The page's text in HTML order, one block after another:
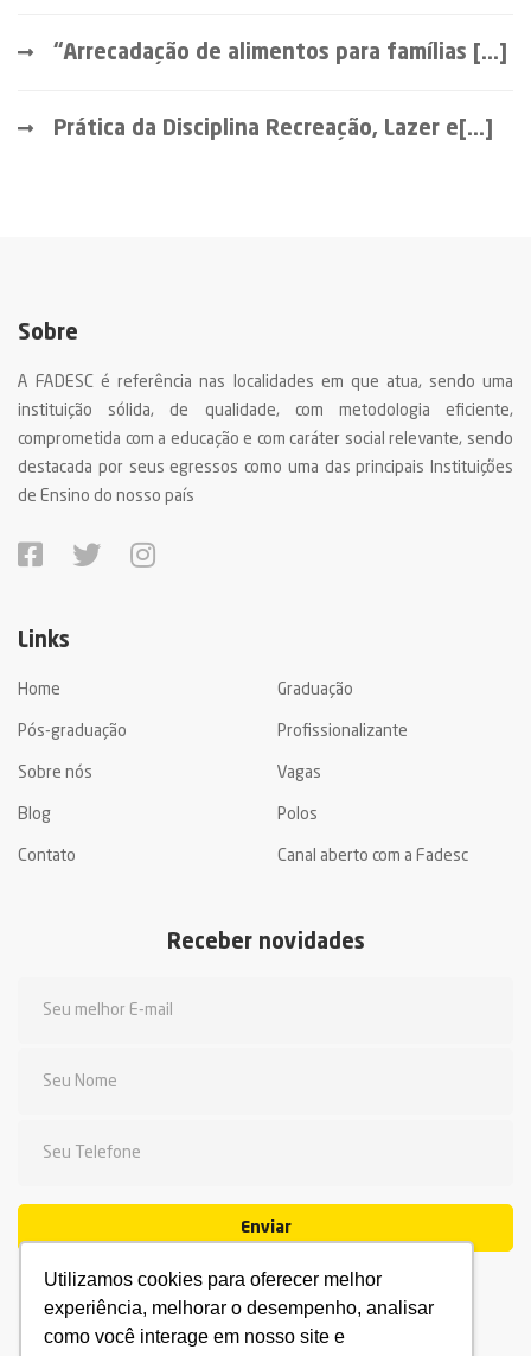
Utilizamos cookies para oferecer melhor
experiência, melhorar o desempenho, analisar
como você interage em nosso site e
“Arrecadação de alimentos para famílias [...]
Prática da Disciplina Recreação, Lazer e[...]
Sobre
A FADESC é referência nas localidades em que atua, sendo uma
instituição sólida, de qualidade, com metodologia eficiente,
comprometida com a educação e com caráter social relevante, sendo
destacada por seus egressos como uma das principais Instituições
de Ensino do nosso país
Links
Home Graduação
Pós-graduação Profissionalizante
Sobre nós Vagas
Blog Polos
Contato Canal aberto com a Fadesc
Receber novidades
Enviar